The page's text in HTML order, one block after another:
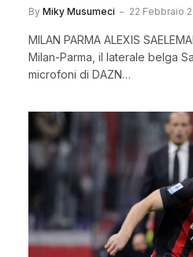
By Miky Musumeci 22 Febbraio
MILAN PARMA ALEXIS
Milan-Parma, il laterale belga
microfoni di DAZN…